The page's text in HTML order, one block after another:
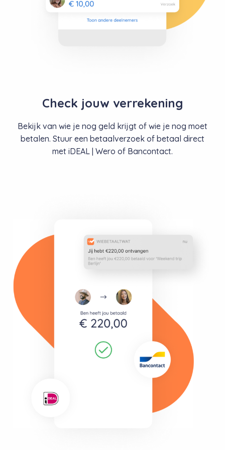
Check jouw verrekening
Bekijk van wie je nog geld krijgt of wie je nog moet
betalen. Stuur een betaalverzoek of betaal direct
met iDEAL | Wero of Bancontact.